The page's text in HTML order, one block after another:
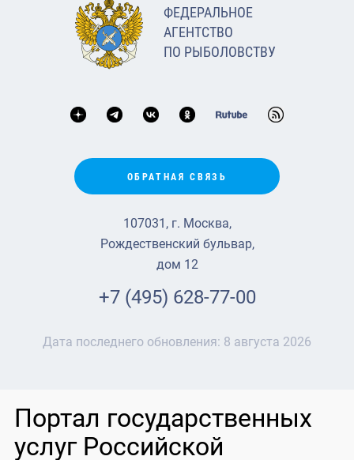
ФЕДЕРАЛЬНОЕ
АГЕНТСТВО
ПО РЫБОЛОВСТВУ
ОБРАТНАЯ СВЯЗЬ
107031, г. Москва,
Рождественский бульвар,
дом 12
+7 (495) 628-77-00
Дата последнего обновления: 8 августа 2026
Портал государственных
услуг Российской